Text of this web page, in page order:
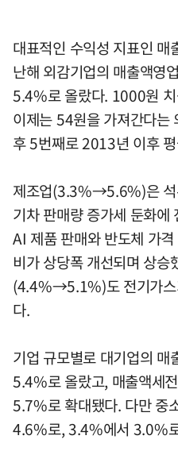
대표적인 수익성 지표인 매
난해 외감기업의 매출액영
5.4%로 올랐다. 1000원
이제는 54원을 가져간다
후 5번째로 2013년 이후
제조업(3.3%→5.6%)은 석
기차 판매량 증가세 둔화에
AI 제품 판매와 반도체 가
비가 상당폭 개선되며 상승
(4.4%→5.1%)도 전기가스
다.
기업 규모별로 대기업의
5.4%로 올랐고, 매출액세
5.7%로 확대됐다. 다만 중
4.6%로, 3.4%에서 3.0%